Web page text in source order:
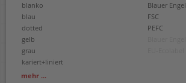
blanko
blau
dotted
gelb
grau
kariert+liniert
liniert
mehr ...
Blauer Engel
FSC
PEFC